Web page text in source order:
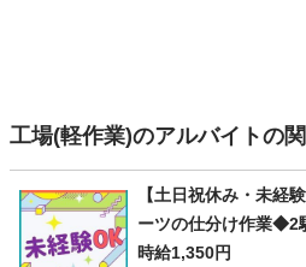
工場(軽作業)のアルバイトの
【土日祝休み・未経
ーツの仕分け作業◆2
61_3)
時給1,350円